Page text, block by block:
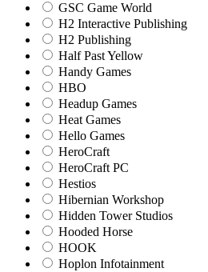
GSC Game World
H2 Interactive Publishing
H2 Publishing
Half Past Yellow
Handy Games
HBO
Headup Games
Heat Games
Hello Games
HeroCraft
HeroCraft PC
Hestios
Hibernian Workshop
Hidden Tower Studios
Hooded Horse
HOOK
Hoplon Infotainment